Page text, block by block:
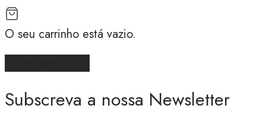
O seu carrinho está vazio.
Subscreva a nossa Newsletter